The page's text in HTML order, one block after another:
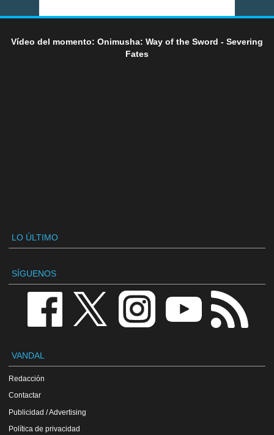
Vídeo del momento: Onimusha: Way of the Sword - Severing
Fates
LO ÚLTIMO
SÍGUENOS
VANDAL
Redacción
Contactar
Publicidad / Advertising
Política de privacidad